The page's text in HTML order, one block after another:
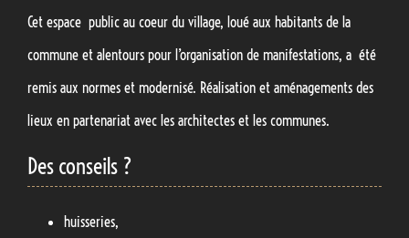
Cet espace public au coeur du village, loué aux habitants de la
commune et alentours pour l’organisation de manifestations, a été
remis aux normes et modernisé. Réalisation et aménagements des
lieux en partenariat avec les architectes et les communes.
Des conseils ?
huisseries,